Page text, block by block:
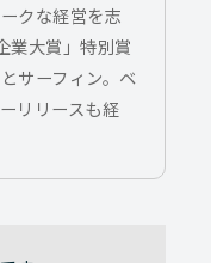
クな経営を志
業大賞」特別賞
サーフィン。ベ
リリースも経